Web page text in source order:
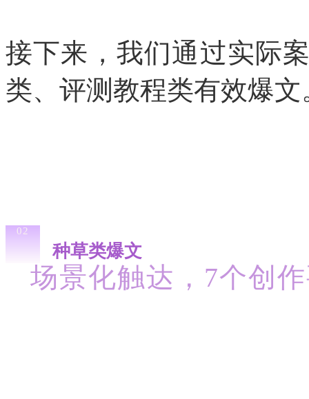
接下来，我们通过实际
类、评测教程类有效爆文
02
种草类爆文
场景化触达，7个创